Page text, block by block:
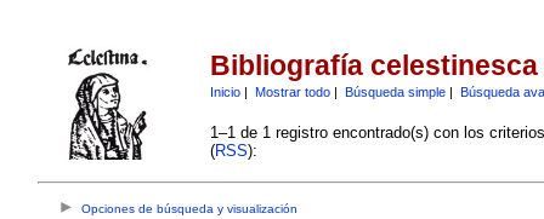
Bibliografía celestinesca
Inicio| Mostrar todo| Búsqueda simple| Búsqueda
1–1 de 1 registro encontrado(s) con los
(RSS):
Opciones de búsqueda y visualización